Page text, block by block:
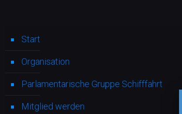
Start
Organisation
Parlamentarische Gruppe Schifffahrt
Mitglied werden